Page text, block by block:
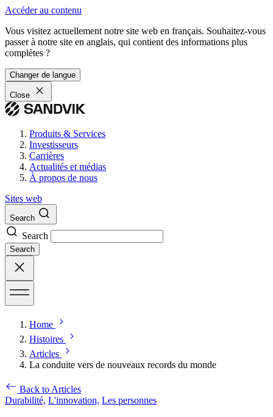
Accéder au contenu
Vous visitez actuellement notre site web en français. Souhaitez-vous
passer à notre site en anglais, qui contient des informations plus
complètes ?
Changer de langue
Close
Produits & Services
Investisseurs
Carrières
Actualités et médias
À propos de nous
Sites web
Search
Search
Search
Home
Histoires
Articles
La conduite vers de nouveaux records du monde
Back to Articles
Durabilité, L'innovation, Les personnes